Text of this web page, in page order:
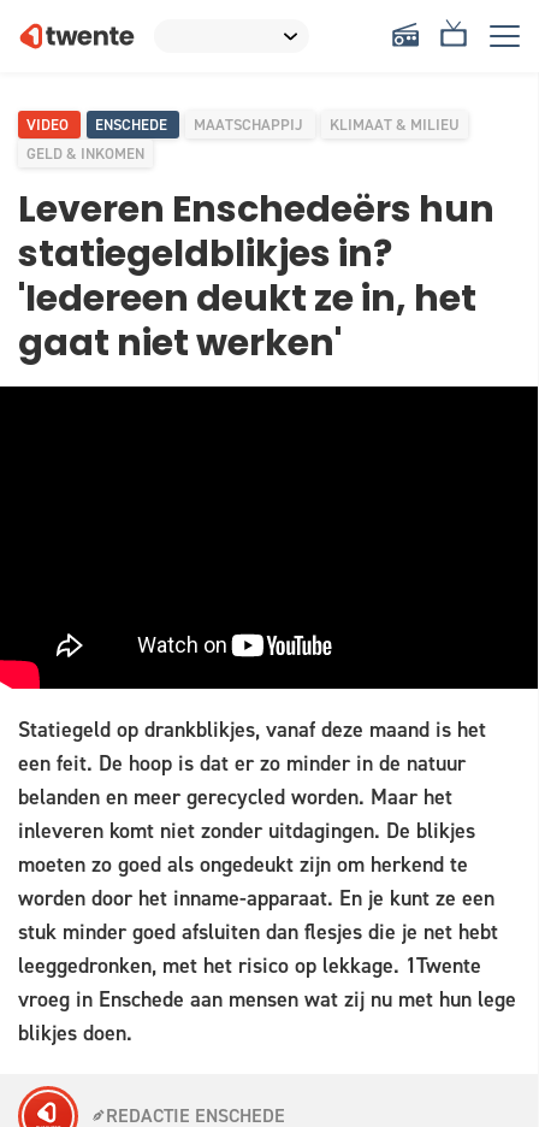
VIDEO ENSCHEDE MAATSCHAPPIJ
KLIMAAT & MILIEU
GELD & INKOMEN
Leveren Enschedeërs hun
statiegeldblikjes in?
'Iedereen deukt ze in, het
gaat niet werken'
Statiegeld op drankblikjes, vanaf deze maand is het
een feit. De hoop is dat er zo minder in de natuur
belanden en meer gerecycled worden. Maar het
inleveren komt niet zonder uitdagingen. De blikjes
moeten zo goed als ongedeukt zijn om herkend te
worden door het inname-apparaat. En je kunt ze een
stuk minder goed afsluiten dan flesjes die je net hebt
leeggedronken, met het risico op lekkage. 1Twente
vroeg in Enschede aan mensen wat zij nu met hun lege
blikjes doen.
REDACTIE ENSCHEDE